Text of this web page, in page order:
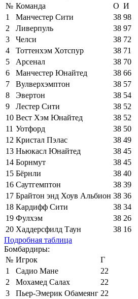
№ Команда О И
1
Манчестер Сити 38 98
2
Ливерпуль 38 97
3
Челси 38 72
4
Тоттенхэм Хотспур 38 71
5
Арсенал 38 70
6
Манчестер Юнайтед 38 66
7
Вулверхэмптон 38 57
8
Эвертон 38 54
9
Лестер Сити 38 52
10 Вест Хэм Юнайтед 38 52
11 Уотфорд 38 50
12 Кристал Пэлас 38 49
13 Ньюкасл Юнайтед 38 45
14 Борнмут 38 45
15 Бёрнли 38 40
16 Саутгемптон 38 39
17 Брайтон энд Хоув Альбион 38 36
18 Кардифф Сити 38 34
19 Фулхэм 38 26
20 Хаддерсфилд Таун 38 16
Подробная таблица
Бомбардиры:
№ Игрок
Г
1
Садио Мане
22
2
Мохамед Салах
22
3
Пьер-Эмерик Обамеянг 22